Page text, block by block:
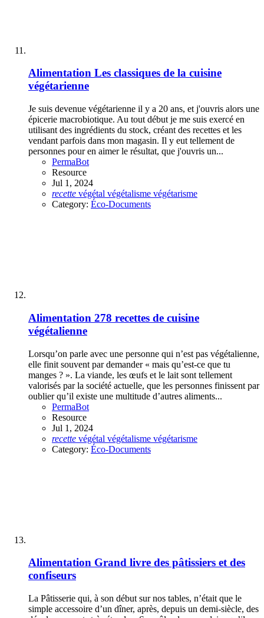
Alimentation Les classiques de la cuisine
végétarienne
Je suis devenue végétarienne il y a 20 ans, et j'ouvris alors une
épicerie macrobiotique. Au tout début je me suis exercé en
utilisant des ingrédients du stock, créant des recettes et les
vendant parfois dans mon magasin. Il y eut tellement de
personnes pour en aimer le résultat, que j'ouvris un...
PermaBot
Resource
Jul 1, 2024
recette végétal végétalisme végétarisme
Category: Éco-Documents
Alimentation 278 recettes de cuisine
végétalienne
Lorsqu’on parle avec une personne qui n’est pas végétalienne,
elle finit souvent par demander « mais qu’est-ce que tu
manges ? ». La viande, les œufs et le lait sont tellement
valorisés par la société actuelle, que les personnes finissent par
oublier qu’il existe une multitude d’autres aliments...
PermaBot
Resource
Jul 1, 2024
recette végétal végétalisme végétarisme
Category: Éco-Documents
Alimentation Grand livre des pâtissiers et des
confiseurs
La Pâtisserie qui, à son début sur nos tables, n’était que le
simple accessoire d’un dîner, après, depuis un demi-siècle, des